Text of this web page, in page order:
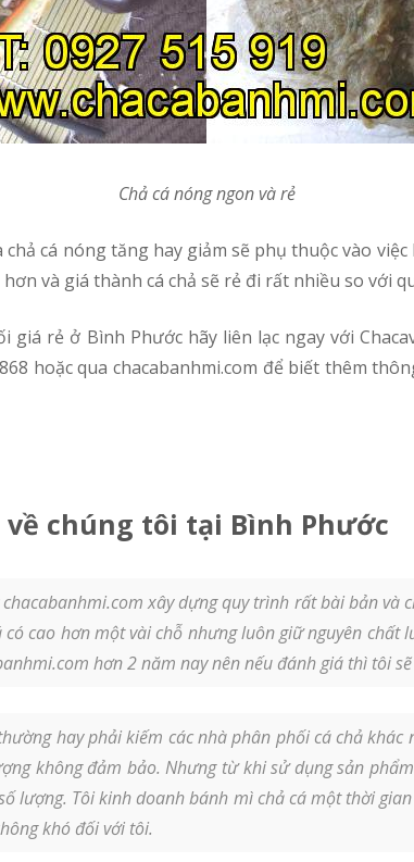
Chả cá nóng ngon và rẻ
và giá thành cá chả sẽ rẻ đi rất nhiều so với
hoặc qua chacabanhmi.com để biết thêm
chúng tôi tại Bình Phước
chacabanhmi.com xây dựng quy trình rất bài bản và
cao hơn một vài chỗ nhưng luôn giữ nguyên
hơn 2 năm nay nên nếu đánh giá thì tôi
hay phải kiếm các nhà phân phối cá chả
không đảm bảo. Nhưng từ khi sử dụng sản
lượng. Tôi kinh doanh bánh mì chả cá một thời
khó đối với tôi.